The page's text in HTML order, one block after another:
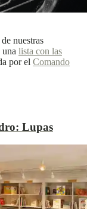
nuestras
lista con las
por el Comando
Lupas